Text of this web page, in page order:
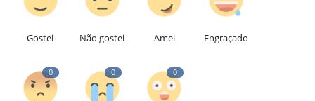
Gostei Não gostei Amei Engraçado
0 0 0